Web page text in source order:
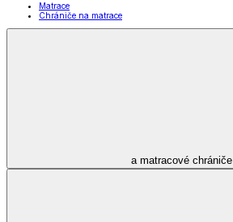
Matrace
Chrániče na matrace
a matracové chrániče